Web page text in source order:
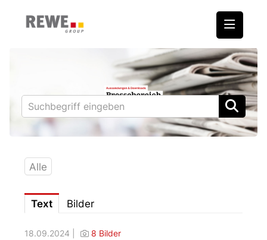
REWE International AG
BILLA
PENNY
BIPA
Downloads
Fotos – Vorstand
Alle
Text Bilder
18.09.2024 | 8 Bilder